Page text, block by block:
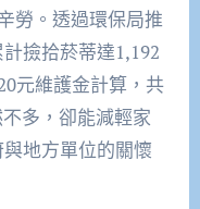
勞。透過環保局推
撿拾菸蒂達1,192
元維護金計算，共
多，卻能減輕家
地方單位的關懷